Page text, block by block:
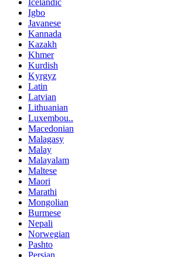
Icelandic
Igbo
Javanese
Kannada
Kazakh
Khmer
Kurdish
Kyrgyz
Latin
Latvian
Lithuanian
Luxembou..
Macedonian
Malagasy
Malay
Malayalam
Maltese
Maori
Marathi
Mongolian
Burmese
Nepali
Norwegian
Pashto